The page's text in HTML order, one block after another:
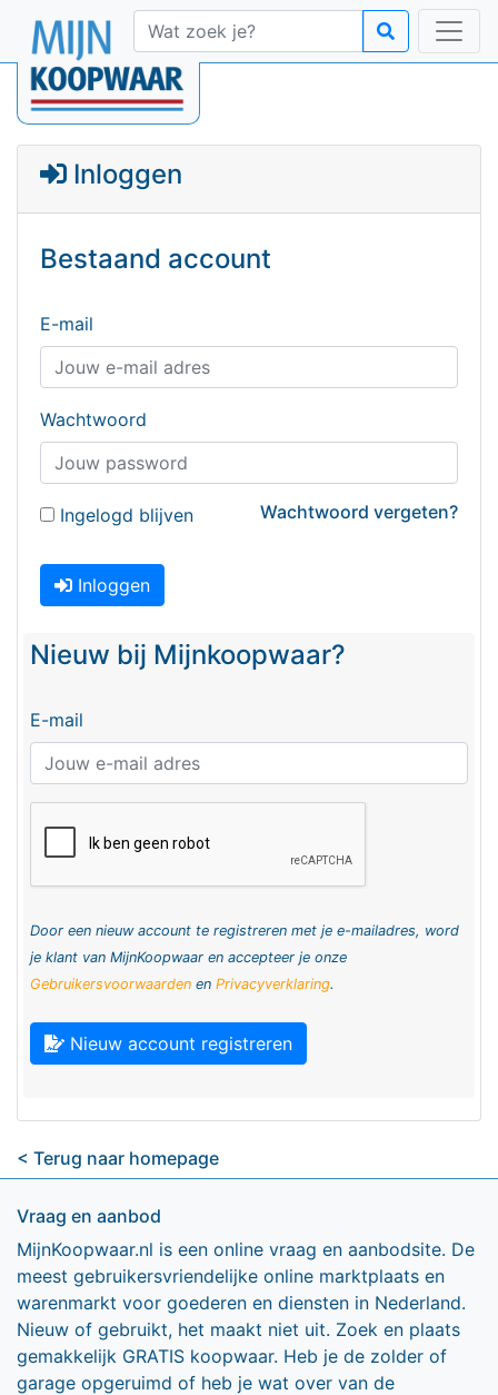
Inloggen
Bestaand account
E-mail
Wachtwoord
Wachtwoord vergeten?
Ingelogd blijven
Inloggen
Nieuw bij Mijnkoopwaar?
E-mail
Door een nieuw account te registreren met je e-mailadres, word
je klant van MijnKoopwaar en accepteer je onze
Gebruikersvoorwaarden en Privacyverklaring.
Nieuw account registreren
< Terug naar homepage
Vraag en aanbod
MijnKoopwaar.nl is een online vraag en aanbodsite. De
meest gebruikersvriendelijke online marktplaats en
warenmarkt voor goederen en diensten in Nederland.
Nieuw of gebruikt, het maakt niet uit. Zoek en plaats
gemakkelijk GRATIS koopwaar. Heb je de zolder of
garage opgeruimd of heb je wat over van de